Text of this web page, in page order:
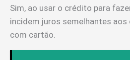
Sim, ao usar o crédito para
incidem juros semelhantes aos
com cartão.